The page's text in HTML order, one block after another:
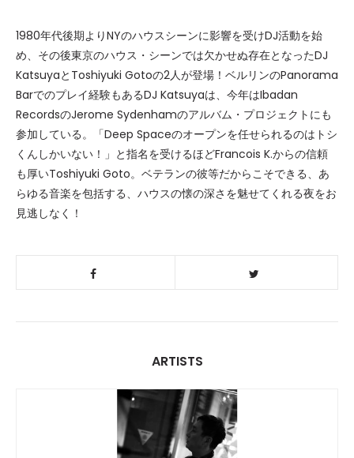
1980年代後期よりNYのハウスシーンに影響を受けDJ活動を始
め、その後東京のハウス・シーンでは欠かせぬ存在となったDJ
KatsuyaとToshiyuki Gotoの2人が登場！ベルリンのPanorama
Barでのプレイ経験もあるDJ Katsuyaは、今年はIbadan
RecordsのJerome Sydenhamのアルバム・プロジェクトにも
参加している。「Deep Spaceのオープンを任せられるのはトシ
くんしかいない！」と指名を受けるほどFrancois K.からの信頼
も厚いToshiyuki Goto。ベテランの彼等だからこそできる、あ
らゆる音楽を包括する、ハウスの懐の深さを魅せてくれる夜をお
見逃しなく！
ARTISTS